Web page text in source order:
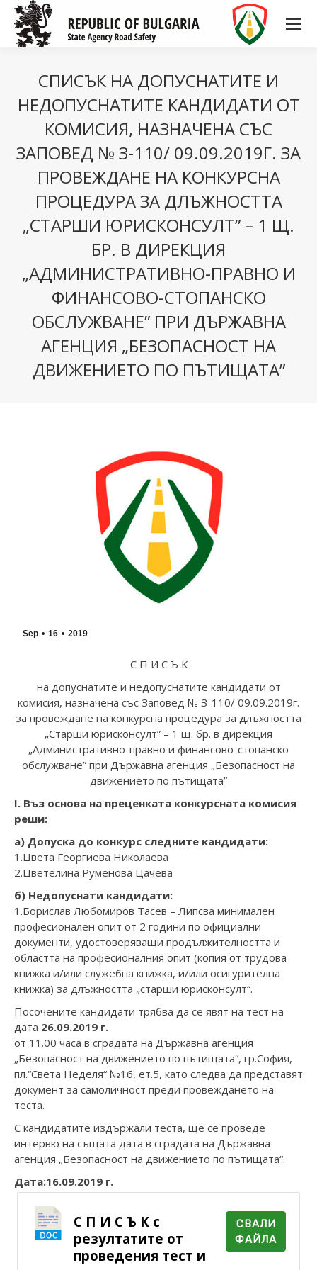
СПИСЪК НА ДОПУСНАТИТЕ И
НЕДОПУСНАТИТЕ КАНДИДАТИ ОТ
КОМИСИЯ, НАЗНАЧЕНА СЪС
ЗАПОВЕД № З-110/ 09.09.2019Г. ЗА
ПРОВЕЖДАНЕ НА КОНКУРСНА
ПРОЦЕДУРА ЗА ДЛЪЖНОСТТА
„СТАРШИ ЮРИСКОНСУЛТ” – 1 Щ.
БР. В ДИРЕКЦИЯ
„АДМИНИСТРАТИВНО-ПРАВНО И
ФИНАНСОВО-СТОПАНСКО
ОБСЛУЖВАНЕ” ПРИ ДЪРЖАВНА
АГЕНЦИЯ „БЕЗОПАСНОСТ НА
ДВИЖЕНИЕТО ПО ПЪТИЩАТА”
Sep 16 2019
С П И С Ъ К
на допуснатите и недопуснатите кандидати от
комисия, назначена със Заповед № З-110/ 09.09.2019г.
за провеждане на конкурсна процедура за длъжността
„Старши юрисконсулт” – 1 щ. бр. в дирекция
„Административно-правно и финансово-стопанско
обслужване” при Държавна агенция „Безопасност на
движението по пътищата”
I. Въз основа на преценката конкурсната комисия
реши:
а) Допуска до конкурс следните кандидати:
1.Цвета Георгиева Николаева
2.Цветелина Руменова Цачева
б) Недопуснати кандидати:
1.Борислав Любомиров Тасев – Липсва минимален
професионален опит от 2 години по официални
документи, удостоверяващи продължителността и
областта на професионалния опит (копия от трудова
книжка и/или служебна книжка, и/или осигурителна
книжка) за длъжността „старши юрисконсулт“.
Посочените кандидати трябва да се явят на тест на
дата 26.09.2019 г.
от 11.00 часа в сградата на Държавна агенция
„Безопасност на движението по пътищата“, гр.София,
пл.“Света Неделя“ №16, ет.5, като следва да представят
документ за самоличност преди провеждането на
теста.
С кандидатите издържали теста, ще се проведе
интервю на същата дата в сградата на Държавна
агенция „Безопасност на движението по пътищата“.
Дата:16.09.2019 г.
С П И С Ъ К с
резултатите от
проведения тест и
СВАЛИ
ФАЙЛА